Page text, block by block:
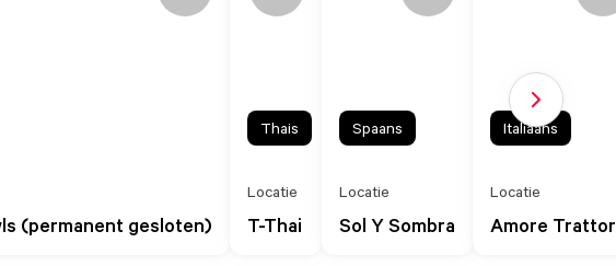
(permanent gesloten) T-Thai
Locatie
Thais
Sol Y Sombra
Locatie
Spaans
Amore
Locatie
Italiaans
Volgende